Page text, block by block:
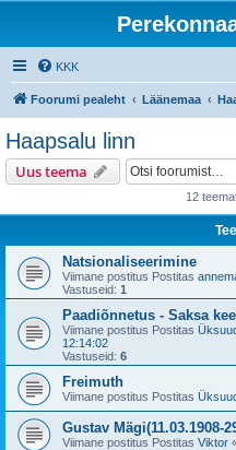
KKK
Foorumi pealeht Läänemaa
Haapsalu linn
Uus teema
12
Natsionaliseerimine
Viimane postitus Postitas
Vastuseid: 1
Paadiõnnetus - Saksa
Viimane postitus Postitas
12:14:02
Vastuseid: 6
Freimuth
Viimane postitus Postitas
Gustav Mägi(11.03.1908-
Viimane postitus Postitas Viktor